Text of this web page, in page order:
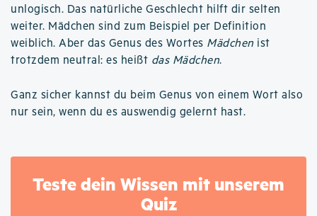
unlogisch. Das natürliche Geschlecht hilft dir selten
weiter. Mädchen sind zum Beispiel per Definition
weiblich. Aber das Genus des Wortes Mädchen ist
trotzdem neutral: es heißt das Mädchen.
Ganz sicher kannst du beim Genus von einem Wort also
nur sein, wenn du es auswendig gelernt hast.
Teste dein Wissen mit unserem
Quiz